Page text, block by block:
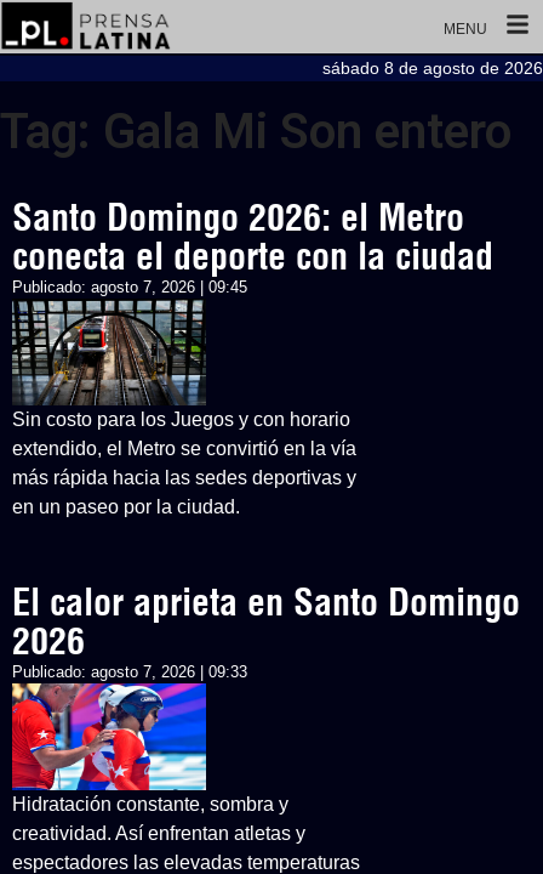
MENU
sábado 8 de agosto de 2026
Tag: Gala Mi Son entero
Santo Domingo 2026: el Metro
conecta el deporte con la ciudad
Publicado: agosto 7, 2026 | 09:45
Sin costo para los Juegos y con horario
extendido, el Metro se convirtió en la vía
más rápida hacia las sedes deportivas y
en un paseo por la ciudad.
El calor aprieta en Santo Domingo
2026
Publicado: agosto 7, 2026 | 09:33
Hidratación constante, sombra y
creatividad. Así enfrentan atletas y
espectadores las elevadas temperaturas